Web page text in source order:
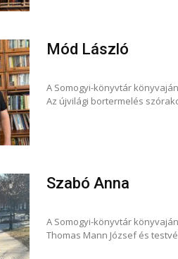
Mód László
A Somogyi-könyvtár
Az újvilági bortermelés
Szabó Anna
A Somogyi-könyvtár
Thomas Mann József és